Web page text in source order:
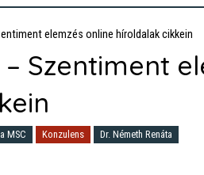
elemzés online híroldalak cikkein
Szentiment
MSC Konzulens Dr. Németh Renáta